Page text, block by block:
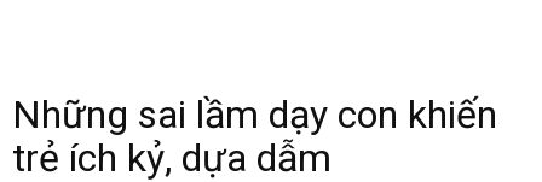
Những sai lầm dạy con khiến
trẻ ích kỷ, dựa dẫm